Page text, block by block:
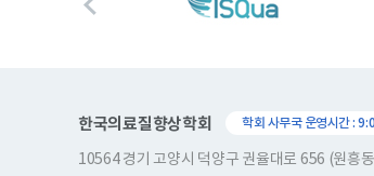
한국의료질향상학회 학회 사무국 운영시간 :
10564 경기 고양시 덕양구 권율대로 656 (원흥